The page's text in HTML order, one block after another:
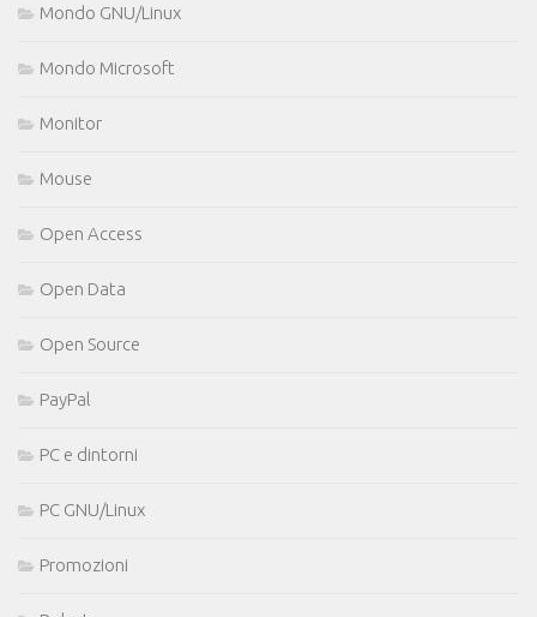
Mondo GNU/Linux
Mondo Microsoft
Monitor
Mouse
Open Access
Open Data
Open Source
PayPal
PC e dintorni
PC GNU/Linux
Promozioni